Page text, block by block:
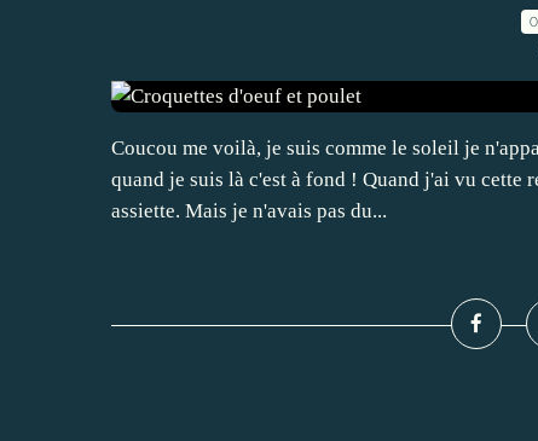
Coucou me voilà, je suis comme le soleil je
quand je suis là c'est à fond ! Quand j'ai vu cette
assiette. Mais je n'avais pas du...